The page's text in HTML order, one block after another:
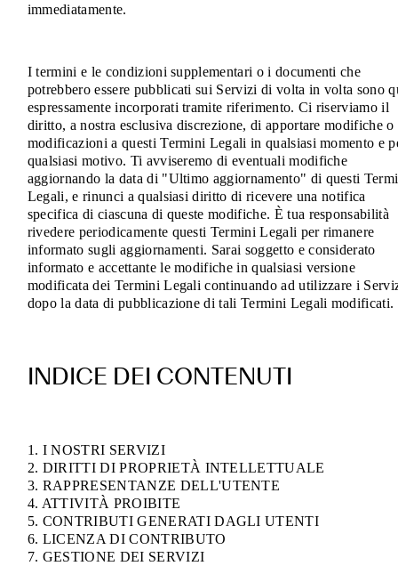
immediatamente.
I termini e le condizioni supplementari o i documenti che
potrebbero essere pubblicati sui Servizi di volta in volta sono
espressamente incorporati tramite riferimento. Ci riserviamo il
diritto, a nostra esclusiva discrezione, di apportare modifiche o
modificazioni a questi Termini Legali in qualsiasi momento e
qualsiasi motivo. Ti avviseremo di eventuali modifiche
aggiornando la data di "Ultimo aggiornamento" di questi
Legali, e rinunci a qualsiasi diritto di ricevere una notifica
specifica di ciascuna di queste modifiche. È tua responsabilità
rivedere periodicamente questi Termini Legali per rimanere
informato sugli aggiornamenti. Sarai soggetto e considerato
informato e accettante le modifiche in qualsiasi versione
modificata dei Termini Legali continuando ad utilizzare i
dopo la data di pubblicazione di tali Termini Legali modificati.
INDICE DEI CONTENUTI
1. I NOSTRI SERVIZI
2. DIRITTI DI PROPRIETÀ INTELLETTUALE
3. RAPPRESENTANZE DELL'UTENTE
4. ATTIVITÀ PROIBITE
5. CONTRIBUTI GENERATI DAGLI UTENTI
6. LICENZA DI CONTRIBUTO
7. GESTIONE DEI SERVIZI